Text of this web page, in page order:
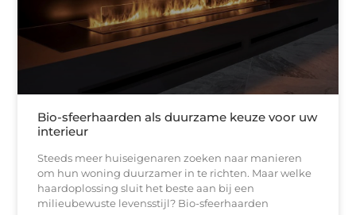
Bio-sfeerhaarden als duurzame keuze voor uw
interieur
Steeds meer huiseigenaren zoeken naar manieren
om hun woning duurzamer in te richten. Maar welke
haardoplossing sluit het beste aan bij een
milieubewuste levensstijl? Bio-sfeerhaarden